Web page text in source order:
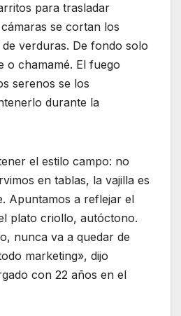
para trasladar
se cortan los
verduras. De fondo solo
o chamamé. El fuego
serenos se los
durante la
el estilo campo: no
en tablas, la vajilla es
Apuntamos a reflejar el
plato criollo, autóctono.
nunca va a quedar de
marketing», dijo
con 22 años en el